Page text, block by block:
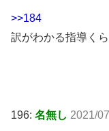
>>184
訳がわかる指導く
196: 名無し 2021/